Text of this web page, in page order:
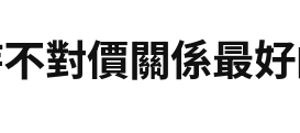
對價關係最